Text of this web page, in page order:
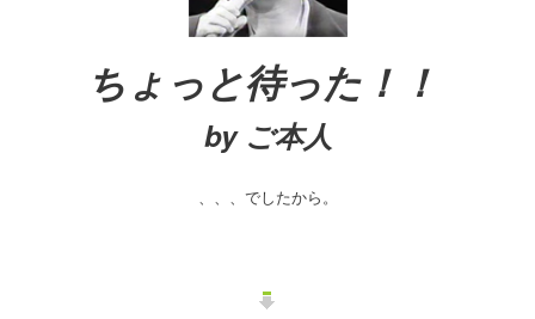
ちょっと待った！！
by ご本人
、、、でしたから。